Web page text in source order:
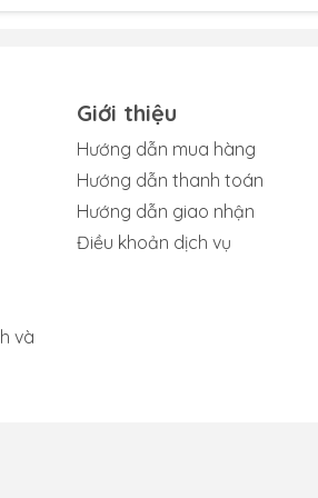
Siri, iPad không thể nhận diện hoặc
có thể xảy ra do mic đã không hoạt
iPad đến các trung tâm sửa chữa
và
Giới thiệu
Hướng dẫn mua hàng
Hướng dẫn thanh toán
Hướng dẫn giao nhận
Điều khoản dịch vụ